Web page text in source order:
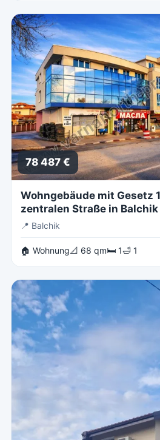
78 487 €
Wohngebäude mit Gesetz
zentralen Straße in Balchik
📍 Balchik
🏠 Wohnung📐 68 qm🛏 1🛁 1